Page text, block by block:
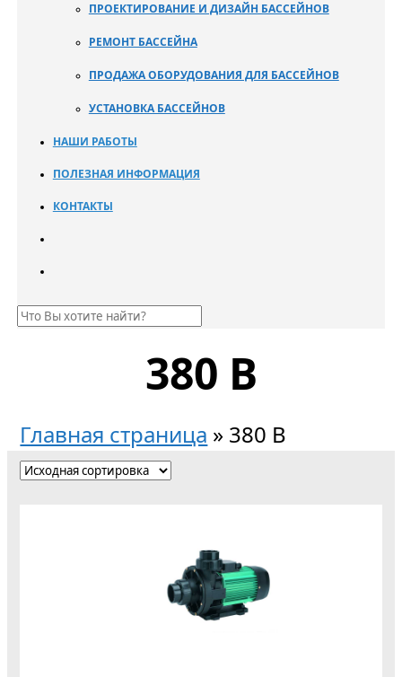
ПРОЕКТИРОВАНИЕ И ДИЗАЙН БАССЕЙНОВ
РЕМОНТ БАССЕЙНА
ПРОДАЖА ОБОРУДОВАНИЯ ДЛЯ БАССЕЙНОВ
УСТАНОВКА БАССЕЙНОВ
НАШИ РАБОТЫ
ПОЛЕЗНАЯ ИНФОРМАЦИЯ
КОНТАКТЫ
380 В
Главная страница » 380 В